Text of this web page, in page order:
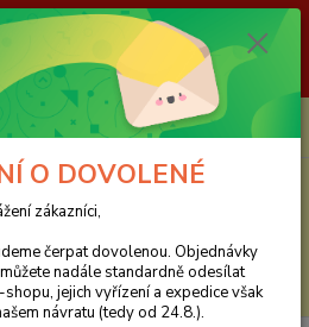
- 24.8. budeme čerpat dovolenou.
můžete nadále standardně odesílat
jejich vyřízení a expedice však proběhne
Děkujeme za pochopení a trpělivost.
CZK
Hledat
0
za0 Kč
O DOVOLENÉ
zákazníci,
čerpat dovolenou. Objednávky
nadále standardně odesílat
jejich vyřízení a expedice však
návratu (tedy od 24.8.).